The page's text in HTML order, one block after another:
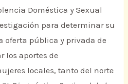
Doméstica y Sexual
para determinar su
oferta pública y privada de
los aportes de
locales, tanto del norte